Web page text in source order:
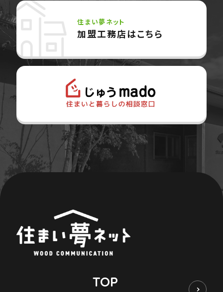
住まい夢ネット
加盟工務店はこちら
TOP